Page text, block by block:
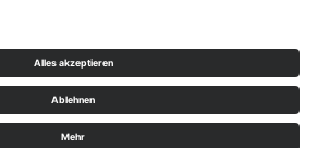
Fehrmann GmbH & Co. KG All rights reserved.